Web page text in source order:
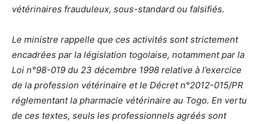
vétérinaires frauduleux, sous-standard ou falsifiés.
Le ministre rappelle que ces activités sont strictement
encadrées par la législation togolaise, notamment par la
Loi n°98-019 du 23 décembre 1998 relative à l’exercice
de la profession vétérinaire et le Décret n°2012-015/PR
réglementant la pharmacie vétérinaire au Togo. En vertu
de ces textes, seuls les professionnels agréés sont